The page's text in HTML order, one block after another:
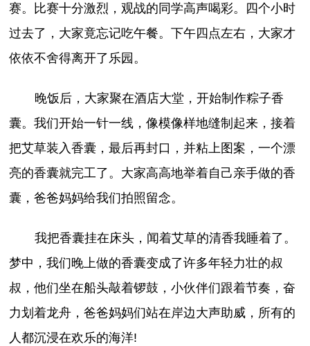
赛。比赛十分激烈，观战的同学高声喝彩。四个小时
过去了，大家竟忘记吃午餐。下午四点左右，大家才
依依不舍得离开了乐园。
晚饭后，大家聚在酒店大堂，开始制作粽子香
囊。我们开始一针一线，像模像样地缝制起来，接着
把艾草装入香囊，最后再封口，并粘上图案，一个漂
亮的香囊就完工了。大家高高地举着自己亲手做的香
囊，爸爸妈妈给我们拍照留念。
我把香囊挂在床头，闻着艾草的清香我睡着了。
梦中，我们晚上做的香囊变成了许多年轻力壮的叔
叔，他们坐在船头敲着锣鼓，小伙伴们跟着节奏，奋
力划着龙舟，爸爸妈妈们站在岸边大声助威，所有的
人都沉浸在欢乐的海洋!